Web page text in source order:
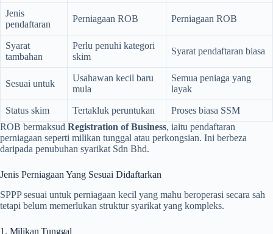
Jenis
pendaftaran
Perniagaan ROB Perniagaan ROB
Syarat
tambahan
Perlu penuhi kategori
skim
Syarat pendaftaran biasa
Sesuai untuk
Usahawan kecil baru
mula
Semua peniaga yang
layak
Status skim Tertakluk peruntukan
Proses biasa SSM
ROB bermaksud Registration of Business, iaitu pendaftaran
perniagaan seperti milikan tunggal atau perkongsian. Ini berbeza
daripada penubuhan syarikat Sdn Bhd.
Jenis Perniagaan Yang Sesuai Didaftarkan
SPPP sesuai untuk perniagaan kecil yang mahu beroperasi secara sah
tetapi belum memerlukan struktur syarikat yang kompleks.
1. Milikan Tunggal